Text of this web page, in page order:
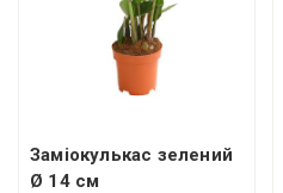
Заміокулькас зелений
Ø 14 см